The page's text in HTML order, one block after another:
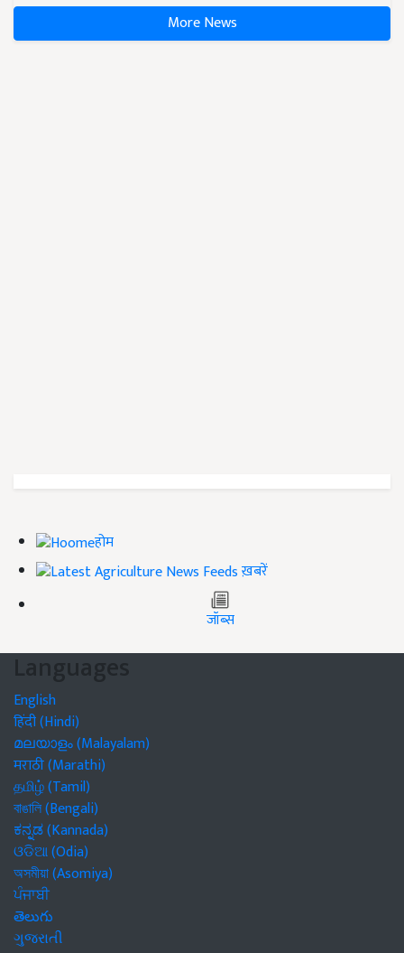
More News
होम
ख़बरें
जॉब्स
Languages
English
हिंदी (Hindi)
മലയാളം (Malayalam)
मराठी (Marathi)
தமிழ் (Tamil)
বাঙালি (Bengali)
ಕನ್ನಡ (Kannada)
ଓଡିଆ (Odia)
অসমীয়া (Asomiya)
ਪੰਜਾਬੀ
తెలుగు
ગુજરાતી